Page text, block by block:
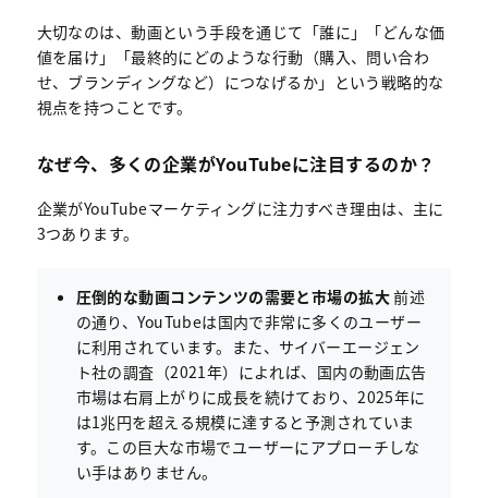
大切なのは、動画という手段を通じて「誰に」「どんな価
値を届け」「最終的にどのような行動（購入、問い合わ
せ、ブランディングなど）につなげるか」という戦略的な
視点を持つことです。
なぜ今、多くの企業がYouTubeに注目するのか？
企業がYouTubeマーケティングに注力すべき理由は、主に
3つあります。
圧倒的な動画コンテンツの需要と市場の拡大前述
の通り、YouTubeは国内で非常に多くのユーザー
に利用されています。また、サイバーエージェン
ト社の調査（2021年）によれば、国内の動画広告
市場は右肩上がりに成長を続けており、2025年に
は1兆円を超える規模に達すると予測されていま
す。この巨大な市場でユーザーにアプローチしな
い手はありません。